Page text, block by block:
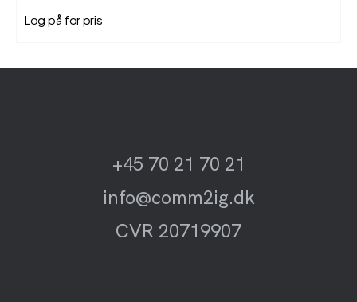
Log på for pris
+45 70 21 70 21
info@comm2ig.dk
CVR 20719907